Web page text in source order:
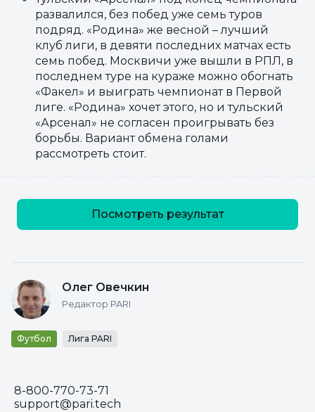
развалился, без побед уже семь туров
подряд. «Родина» же весной – лучший
клуб лиги, в девяти последних матчах есть
семь побед. Москвичи уже вышли в РПЛ, в
последнем туре на кураже можно обогнать
«Факел» и выиграть чемпионат в Первой
лиге. «Родина» хочет этого, но и тульский
«Арсенал» не согласен проигрывать без
борьбы. Вариант обмена голами
рассмотреть стоит.
Посмотреть результат
Олег Овечкин
Редактор PARI
Футбол Лига PARI
8-800-770-73-71
support@pari.tech